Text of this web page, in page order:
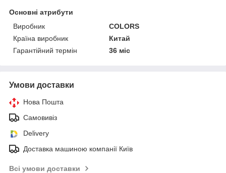
Основні атрибути
Виробник
COLORS
Країна виробник
Китай
Гарантійний термін
36 міс
Умови доставки
Нова Пошта
Самовивіз
Delivery
Доставка машиною компанії Київ
Всі умови доставки